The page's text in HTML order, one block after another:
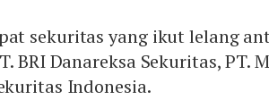
sekuritas yang ikut lelang
BRI Danareksa Sekuritas, PT.
Indonesia.